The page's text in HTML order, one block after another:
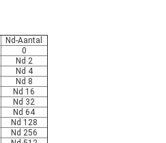
Nd-Aantal
0
Nd 2
Nd 4
Nd 8
Nd 16
Nd 32
Nd 64
Nd 128
Nd 256